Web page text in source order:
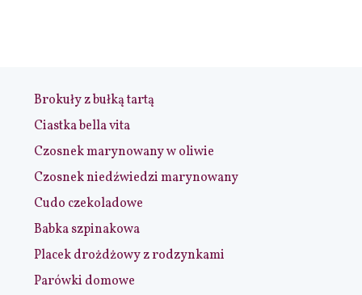
Brokuły z bułką tartą
Ciastka bella vita
Czosnek marynowany w oliwie
Czosnek niedźwiedzi marynowany
Cudo czekoladowe
Babka szpinakowa
Placek drożdżowy z rodzynkami
Parówki domowe